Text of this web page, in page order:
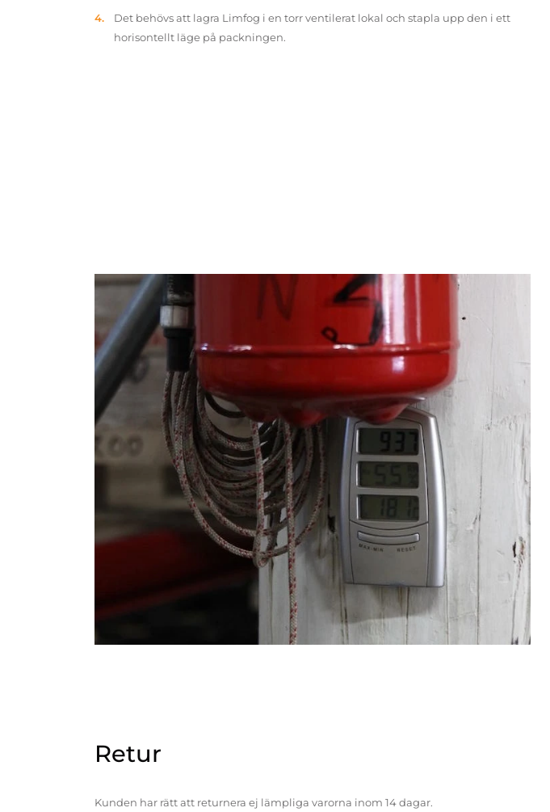
Det behövs att lagra Limfog i en torr ventilerat lokal och stapla upp den i ett
horisontellt läge på packningen.
Retur
Kunden har rätt att returnera ej lämpliga varorna inom 14 dagar.